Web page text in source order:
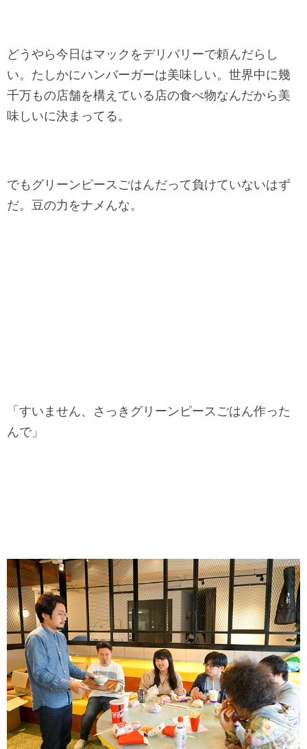
どうやら今日はマックをデリバリーで頼んだらし
い。たしかにハンバーガーは美味しい。世界中に幾
千万もの店舗を構えている店の食べ物なんだから美
味しいに決まってる。
でもグリーンピースごはんだって負けていないはず
だ。豆の力をナメんな。
「すいません、さっきグリーンピースごはん作った
んで」